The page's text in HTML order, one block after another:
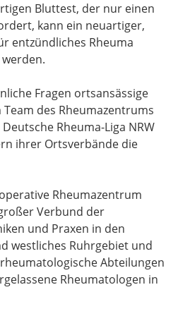
Bluttest, der nur einen
kann ein neuartiger,
entzündliches Rheuma
Fragen ortsansässige
des Rheumazentrums
Rheuma-Liga NRW
ihrer Ortsverbände die
Rheumazentrum
Verbund der
und Praxen in den
westliches Ruhrgebiet und
Abteilungen
Rheumatologen in